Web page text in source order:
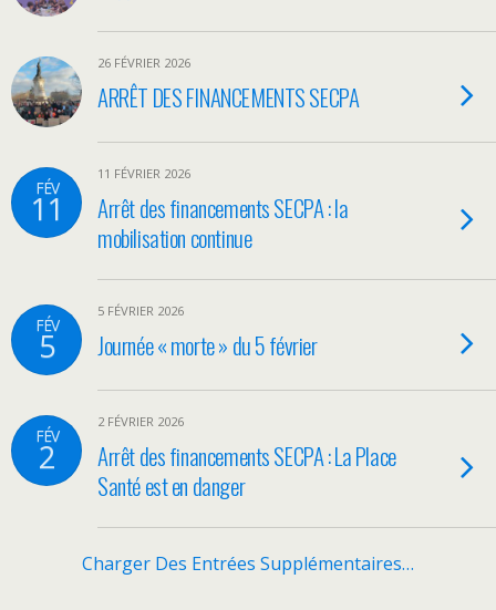
26 FÉVRIER 2026
ARRÊT DES FINANCEMENTS SECPA
FÉV
11
11 FÉVRIER 2026
Arrêt des financements SECPA : la
mobilisation continue
FÉV
5
5 FÉVRIER 2026
Journée « morte » du 5 février
FÉV
2
2 FÉVRIER 2026
Arrêt des financements SECPA : La Place
Santé est en danger
Charger Des Entrées Supplémentaires…